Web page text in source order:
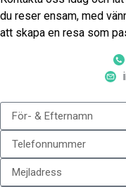
du reser ensam, med
att skapa en resa som